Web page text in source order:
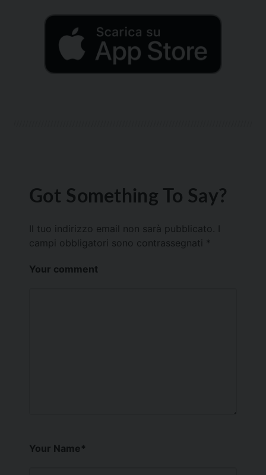
Got Something To Say?
Il tuo indirizzo email non sarà pubblicato.
campi obbligatori sono contrassegnati *
Your comment
Your Name*